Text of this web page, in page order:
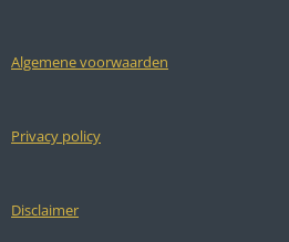
k
a
p
Algemene voorwaarden
Privacy policy
Disclaimer